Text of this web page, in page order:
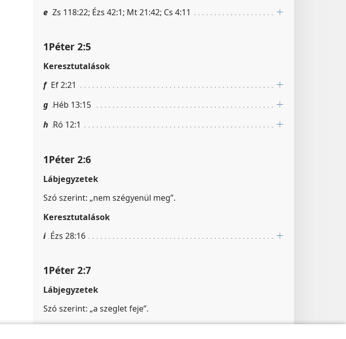
e Zs 118:22; Ézs 42:1; Mt 21:42; Cs 4:11
1Péter 2:5
Keresztutalások
f Ef 2:21
g Héb 13:15
h Ró 12:1
1Péter 2:6
Lábjegyzetek
Szó szerint: „nem szégyenül meg”.
Keresztutalások
i Ézs 28:16
1Péter 2:7
Lábjegyzetek
Szó szerint: „a szeglet feje”.
Keresztutalások